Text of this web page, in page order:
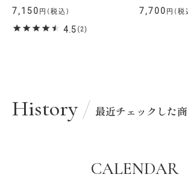
7,150 円(税込)
4.5 (2)
7,700 円(税
History 最近チェックした
CALENDAR